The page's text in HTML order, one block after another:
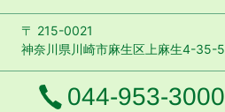
〒 215-0021
神奈川県川崎市麻生区上麻生4-35-5
電話番号
044-953-3000